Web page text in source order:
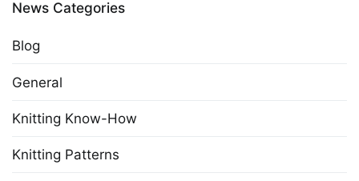
News Categories
Blog
General
Knitting Know-How
Knitting Patterns